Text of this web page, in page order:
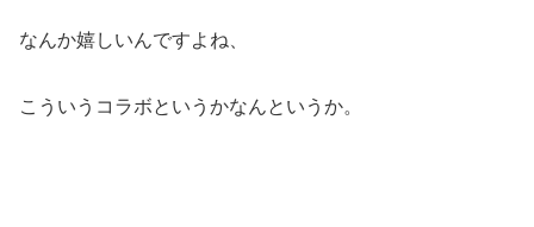
なんか嬉しいんですよね、
こういうコラボというかなんというか。